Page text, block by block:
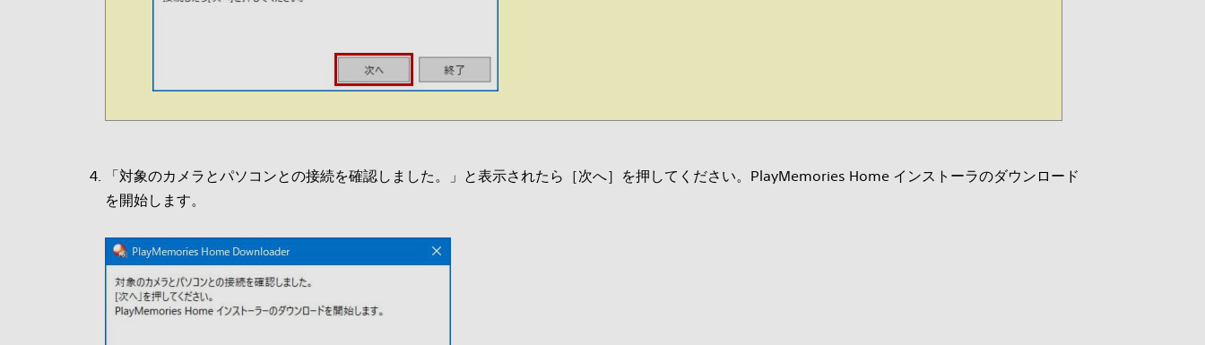
「対象のカメラとパソコンとの接続を確認しました。」と表示されたら［次へ］を押してください。PlayMemories Home インストーラのダウンロード
を開始します。